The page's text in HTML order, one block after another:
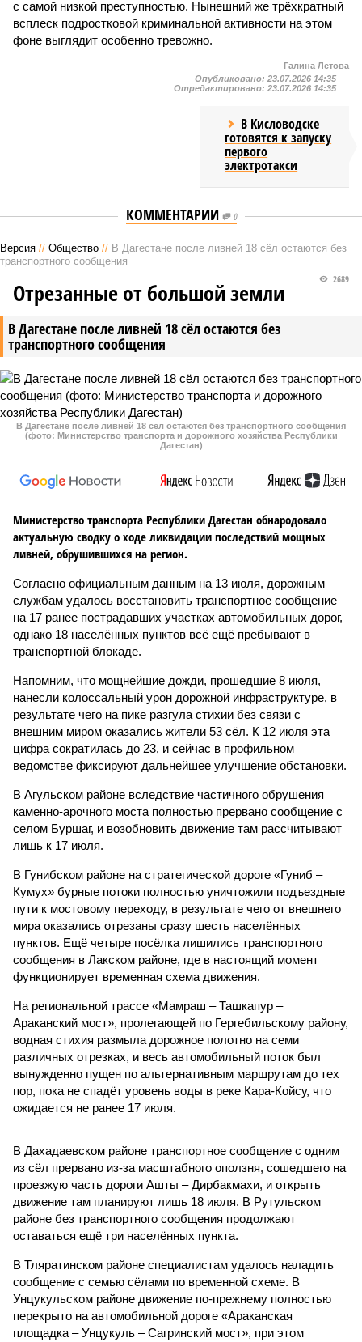
с самой низкой преступностью. Нынешний же трёхкратный
всплеск подростковой криминальной активности на этом
фоне выглядит особенно тревожно.
Галина Летова
Опубликовано: 23.07.2026 14:35
Отредактировано: 23.07.2026 14:35
В Кисловодске
готовятся к запуску
первого
электротакси
КОММЕНТАРИИ 0
Версия // Общество // В Дагестане после ливней 18 сёл остаются без
транспортного сообщения
В Дагестане после ливней 18 сёл остаются без
транспортного сообщения
2689
Отрезанные от большой земли
В Дагестане после ливней 18 сёл остаются без транспортного сообщения
(фото: Министерство транспорта и дорожного хозяйства Республики
Дагестан)
Министерство транспорта Республики Дагестан обнародовало
актуальную сводку о ходе ликвидации последствий мощных
ливней, обрушившихся на регион.
Согласно официальным данным на 13 июля, дорожным
службам удалось восстановить транспортное сообщение
на 17 ранее пострадавших участках автомобильных дорог,
однако 18 населённых пунктов всё ещё пребывают в
транспортной блокаде.
Напомним, что мощнейшие дожди, прошедшие 8 июля,
нанесли колоссальный урон дорожной инфраструктуре, в
результате чего на пике разгула стихии без связи с
внешним миром оказались жители 53 сёл. К 12 июля эта
цифра сократилась до 23, и сейчас в профильном
ведомстве фиксируют дальнейшее улучшение обстановки.
В Агульском районе вследствие частичного обрушения
каменно-арочного моста полностью прервано сообщение с
селом Буршаг, и возобновить движение там рассчитывают
лишь к 17 июля.
В Гунибском районе на стратегической дороге «Гуниб –
Кумух» бурные потоки полностью уничтожили подъездные
пути к мостовому переходу, в результате чего от внешнего
мира оказались отрезаны сразу шесть населённых
пунктов. Ещё четыре посёлка лишились транспортного
сообщения в Лакском районе, где в настоящий момент
функционирует временная схема движения.
На региональной трассе «Мамраш – Ташкапур –
Араканский мост», пролегающей по Гергебильскому району,
водная стихия размыла дорожное полотно на семи
различных отрезках, и весь автомобильный поток был
вынужденно пущен по альтернативным маршрутам до тех
пор, пока не спадёт уровень воды в реке Кара-Койсу, что
ожидается не ранее 17 июля.
В Дахадаевском районе транспортное сообщение с одним
из сёл прервано из-за масштабного оползня, сошедшего на
проезжую часть дороги Ашты – Дирбакмахи, и открыть
движение там планируют лишь 18 июля. В Рутульском
районе без транспортного сообщения продолжают
оставаться ещё три населённых пункта.
В Тляратинском районе специалистам удалось наладить
сообщение с семью сёлами по временной схеме. В
Унцукульском районе движение по-прежнему полностью
перекрыто на автомобильной дороге «Араканская
площадка – Унцукуль – Сагринский мост», при этом